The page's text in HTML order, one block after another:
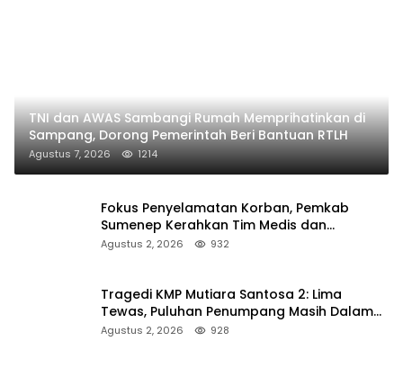
TNI dan AWAS Sambangi Rumah Memprihatinkan di
Sampang, Dorong Pemerintah Beri Bantuan RTLH
Agustus 7, 2026 1214
Fokus Penyelamatan Korban, Pemkab
Sumenep Kerahkan Tim Medis dan
Ambulans ke Pelabuhan Kalianget
Agustus 2, 2026 932
Tragedi KMP Mutiara Santosa 2: Lima
Tewas, Puluhan Penumpang Masih Dalam
Pencarian
Agustus 2, 2026 928